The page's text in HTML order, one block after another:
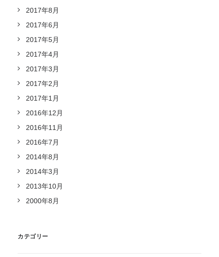
2017年8月
2017年6月
2017年5月
2017年4月
2017年3月
2017年2月
2017年1月
2016年12月
2016年11月
2016年7月
2014年8月
2014年3月
2013年10月
2000年8月
カテゴリー